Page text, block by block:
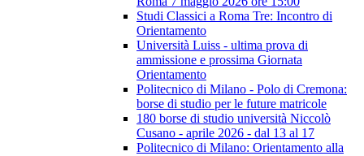
Studi Classici a Roma Tre: Incontro di
Orientamento
Università Luiss - ultima prova di
ammissione e prossima Giornata
Orientamento
Politecnico di Milano - Polo di Cremona:
borse di studio per le future matricole
180 borse di studio università Niccolò
Cusano - aprile 2026 - dal 13 al 17
Politecnico di Milano: Orientamento alla